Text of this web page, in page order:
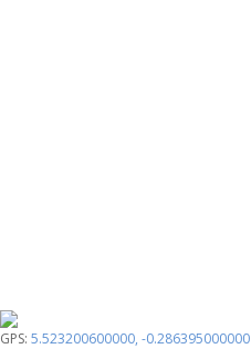
GPS: 5.523200600000, -0.286395000000